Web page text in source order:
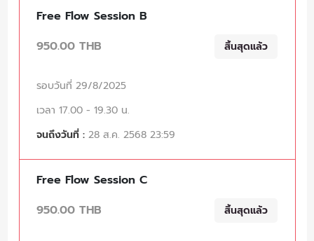
Free Flow Session B
950.00 THB
สิ้นสุดแล้ว
รอบวันที่ 29/8/2025
เวลา 17.00 - 19.30 น.
จนถึงวันที่ : 28 ส.ค. 2568 23:59
Free Flow Session C
950.00 THB
สิ้นสุดแล้ว